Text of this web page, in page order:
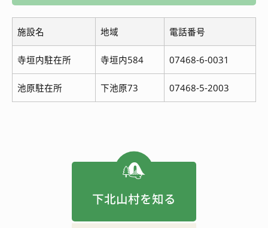
施設名 地域 電話番号
寺垣内駐在所 寺垣内584 07468-6-0031
池原駐在所 下池原73 07468-5-2003
下北山村を知る